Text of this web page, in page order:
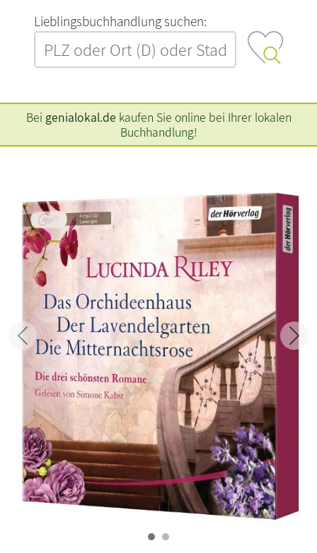
L‍i‍e‍b‍l‍i‍n‍g‍s‍b‍u‍c‍h‍h‍a‍n‍d‍l‍u‍n‍g‍ ‍s‍u‍c‍h‍e‍n‍:‍
Bei genialokal.de kaufen Sie online bei Ihrer lokalen
Buchhandlung!
Zurück